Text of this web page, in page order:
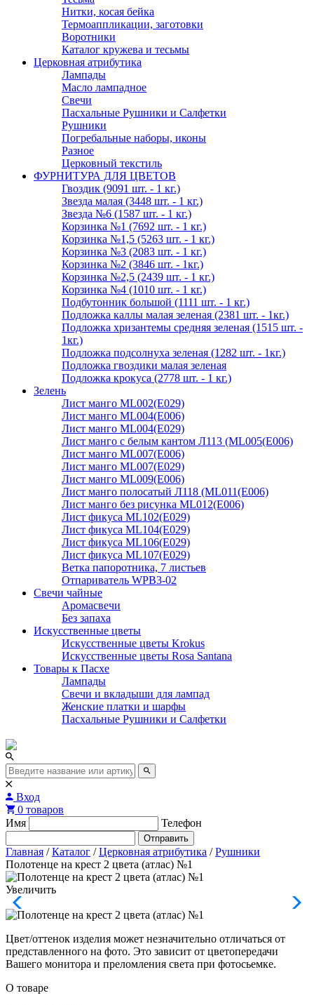
Нитки, косая бейка
Термоаппликации, заготовки
Воротники
Каталог кружева и тесьмы
Церковная атрибутика
Лампады
Масло лампадное
Свечи
Пасхальные Рушники и Салфетки
Рушники
Погребальные наборы, иконы
Разное
Церковный текстиль
ФУРНИТУРА ДЛЯ ЦВЕТОВ
Гвоздик (9091 шт. - 1 кг.)
Звезда малая (3448 шт. - 1 кг.)
Звезда №6 (1587 шт. - 1 кг.)
Корзинка №1 (7692 шт. - 1 кг.)
Корзинка №1,5 (5263 шт. - 1 кг.)
Корзинка №3 (2083 шт. - 1 кг.)
Корзинка №2 (3846 шт. - 1кг.)
Корзинка №2,5 (2439 шт. - 1 кг.)
Корзинка №4 (1010 шт. - 1 кг.)
Подбутонник большой (1111 шт. - 1 кг.)
Подложка каллы малая зеленая (2381 шт. - 1кг.)
Подложка хризантемы средняя зеленая (1515 шт. -
1кг.)
Подложка подсолнуха зеленая (1282 шт. - 1кг.)
Подложка гвоздики малая зеленая
Подложка крокуса (2778 шт. - 1 кг.)
Зелень
Лист манго ML002(E029)
Лист манго ML004(E006)
Лист манго ML004(E029)
Лист манго с белым кантом Л113 (ML005(E006)
Лист манго ML007(E006)
Лист манго ML007(E029)
Лист манго ML009(E006)
Лист манго полосатый Л118 (ML011(E006)
Лист манго без рисунка ML012(E006)
Лист фикуса ML102(E029)
Лист фикуса ML104(E029)
Лист фикуса ML106(E029)
Лист фикуса ML107(E029)
Ветка папоротника, 7 листьев
Отпариватель WPB3-02
Свечи чайные
Аромасвечи
Без запаха
Искусственные цветы
Искусственные цветы Krokus
Искусственные цветы Rosa Santana
Товары к Пасхе
Лампады
Свечи и вкладыши для лампад
Женские платки и шарфы
Пасхальные Рушники и Салфетки
Вход
0 товаров
Имя
Телефон
Отправить
Главная / Каталог / Церковная атрибутика / Рушники
Полотенце на крест 2 цвета (атлас) №1
Увеличить
Цвет/оттенок изделия может незначительно отличаться от
представленного на фото. Это зависит от цветопередачи
Вашего монитора и преломления света при фотосьемке.
О товаре